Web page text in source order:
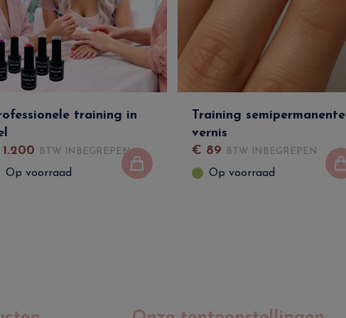
training in
1.200 BTW INBEGREPEN
Op voorraad
Training semipermanente
vernis
€ 89 BTW INBEGREPEN
Op voorraad